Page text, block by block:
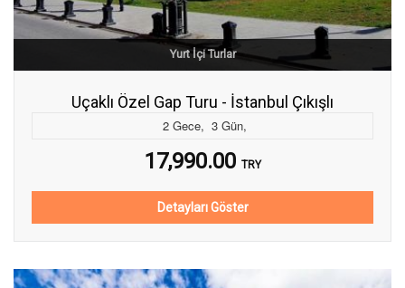
Yurt İçi Turlar
Uçaklı Özel Gap Turu - İstanbul Çıkışlı
2 Gece, 3 Gün,
17,990.00 TRY
Detayları Göster